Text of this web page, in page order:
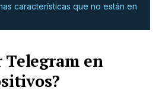
características que no están en
Telegram en